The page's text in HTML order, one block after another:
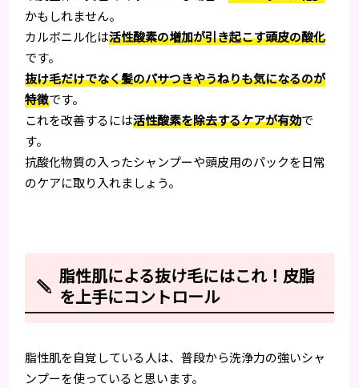
かもしれません。
カルボニル化は活性酸素の増加が引き起こす頭皮の酸化
です。
抜け毛だけでなく髪のパサつきやうねりも気になるのが
特徴です。
これを改善するには活性酸素を除去するケアが有効で
す。
抗酸化物質の入ったシャンプーや頭皮用のパックを日常
のケアに取り入れましょう。
脂性肌による抜け毛にはこれ！皮脂
を上手にコントロール
脂性肌を自覚している人は、普段から洗浄力の強いシャ
ンプーを使っていると思います。